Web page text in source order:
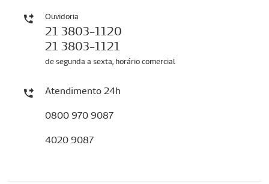
Ouvidoria
21 3803-1120
21 3803-1121
de segunda a sexta, horário comercial
Atendimento 24h
0800 970 9087
4020 9087